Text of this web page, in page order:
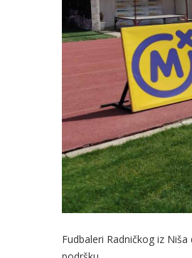
Fudbaleri Radničkog iz